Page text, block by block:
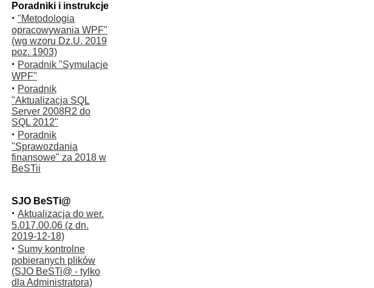
Poradniki i instrukcje
· "Metodologia
opracowywania WPF"
(wg wzoru Dz.U. 2019
poz. 1903)
· Poradnik "Symulacje
WPF"
· Poradnik
"Aktualizacja SQL
Server 2008R2 do
SQL 2012"
· Poradnik
"Sprawozdania
finansowe" za 2018 w
BeSTii
SJO BeSTi@
· Aktualizacja do wer.
5.017.00.06 (z dn.
2019-12-18)
· Sumy kontrolne
pobieranych plików
(SJO BeSTi@ - tylko
dla Administratora)